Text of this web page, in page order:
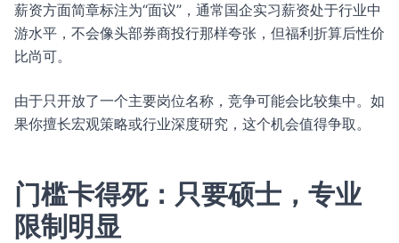
薪资方面简章标注为“面议”，通常国企实习薪资处于行业中
游水平，不会像头部券商投行那样夸张，但福利折算后性价
比尚可。
由于只开放了一个主要岗位名称，竞争可能会比较集中。如
果你擅长宏观策略或行业深度研究，这个机会值得争取。
门槛卡得死：只要硕士，专业
限制明显